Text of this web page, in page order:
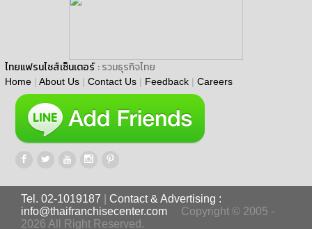
ไทยแฟรนไชส์เซ็นเตอร์ : รวมธุรกิจไทย
Home | About Us | Contact Us | Feedback | Careers
Tel. 02-1019187
Contact & Advertising :
info@thaifranchisecenter.com
Copyright © 2005 -
2026 All Right Reserved.